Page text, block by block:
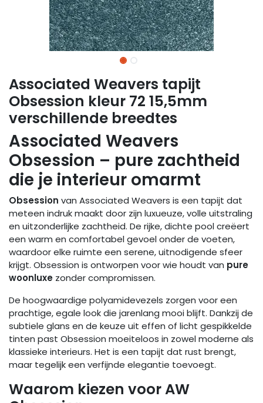
Associated Weavers tapijt
Obsession kleur 72 15,5mm
verschillende breedtes
Associated Weavers
Obsession – pure zachtheid
die je interieur omarmt
Obsession van Associated Weavers is een tapijt dat
meteen indruk maakt door zijn luxueuze, volle uitstraling
en uitzonderlijke zachtheid. De rijke, dichte pool creëert
een warm en comfortabel gevoel onder de voeten,
waardoor elke ruimte een serene, uitnodigende sfeer
krijgt. Obsession is ontworpen voor wie houdt van pure
woonluxe zonder compromissen.
De hoogwaardige polyamidevezels zorgen voor een
prachtige, egale look die jarenlang mooi blijft. Dankzij de
subtiele glans en de keuze uit effen of licht gespikkelde
tinten past Obsession moeiteloos in zowel moderne als
klassieke interieurs. Het is een tapijt dat rust brengt,
maar tegelijk een verfijnde elegantie toevoegt.
Waarom kiezen voor AW